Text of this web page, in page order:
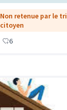
Non retenue par le tri
citoyen
6